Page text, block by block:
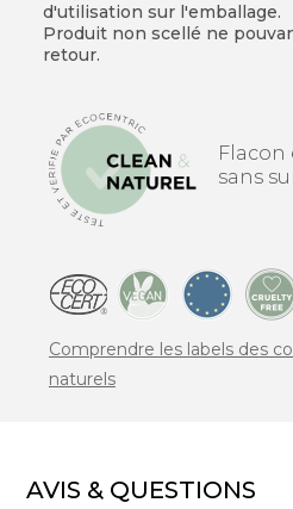
d'utilisation sur l'emballage.
Produit non scellé ne
retour.
Flacon
sans
Comprendre les labels des
naturels
AVIS & QUESTIONS